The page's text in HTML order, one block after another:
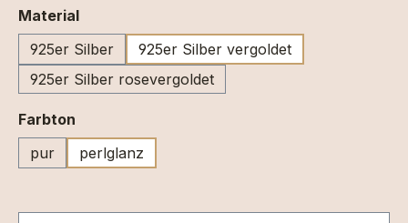
Materialauswählen
925er Silber
925er Silber vergoldet
925er Silber rosevergoldet
Farbton
pur
perlglanz